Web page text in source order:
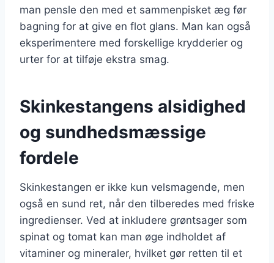
man pensle den med et sammenpisket æg før
bagning for at give en flot glans. Man kan også
eksperimentere med forskellige krydderier og
urter for at tilføje ekstra smag.
Skinkestangens alsidighed
og sundhedsmæssige
fordele
Skinkestangen er ikke kun velsmagende, men
også en sund ret, når den tilberedes med friske
ingredienser. Ved at inkludere grøntsager som
spinat og tomat kan man øge indholdet af
vitaminer og mineraler, hvilket gør retten til et